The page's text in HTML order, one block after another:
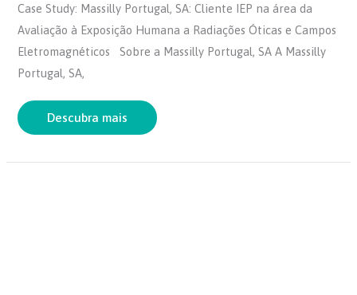
c
e
b
o
o
itt
er
at
s
p
p
ar
e
Case Study: Massilly Portugal, SA: Cliente IEP na área da
Avaliação à Exposição Humana a Radiações Óticas e Campos
Eletromagnéticos Sobre a Massilly Portugal, SA A Massilly
Portugal, SA,
Descubra mais